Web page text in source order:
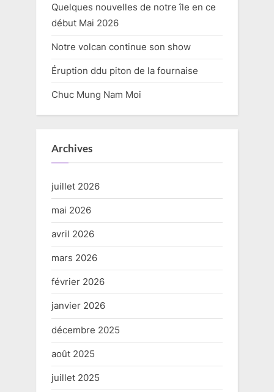
Quelques nouvelles de notre île en ce
début Mai 2026
Notre volcan continue son show
Éruption ddu piton de la fournaise
Chuc Mung Nam Moi
Archives
juillet 2026
mai 2026
avril 2026
mars 2026
février 2026
janvier 2026
décembre 2025
août 2025
juillet 2025